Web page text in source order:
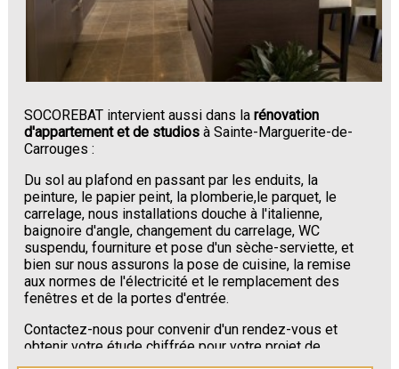
SOCOREBAT intervient aussi dans larénovation
d'appartement et de studios à Sainte-Marguerite-de-
Carrouges :
Du sol au plafond en passant par les enduits, la
peinture, le papier peint, la plomberie,le parquet, le
carrelage, nous installations douche à l'italienne,
baignoire d'angle, changement du carrelage, WC
suspendu, fourniture et pose d'un sèche-serviette, et
bien sur nous assurons la pose de cuisine, la remise
aux normes de l'électricité et le remplacement des
fenêtres et de la portes d'entrée.
Contactez-nous pour convenir d'un rendez-vous et
obtenir votre étude chiffrée pour votre projet de
rénovation de maison ou d'appartement près de